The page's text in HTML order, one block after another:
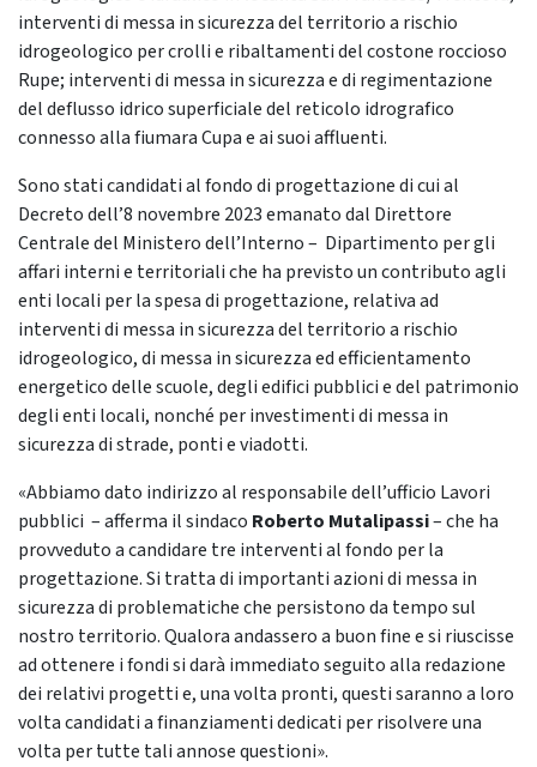
interventi di messa in sicurezza del territorio a rischio
idrogeologico per crolli e ribaltamenti del costone roccioso
Rupe; interventi di messa in sicurezza e di regimentazione
del deflusso idrico superficiale del reticolo idrografico
connesso alla fiumara Cupa e ai suoi affluenti.
Sono stati candidati al fondo di progettazione di cui al
Decreto dell’8 novembre 2023 emanato dal Direttore
Centrale del Ministero dell’Interno – Dipartimento per gli
affari interni e territoriali che ha previsto un contributo agli
enti locali per la spesa di progettazione, relativa ad
interventi di messa in sicurezza del territorio a rischio
idrogeologico, di messa in sicurezza ed efficientamento
energetico delle scuole, degli edifici pubblici e del patrimonio
degli enti locali, nonché per investimenti di messa in
sicurezza di strade, ponti e viadotti.
«Abbiamo dato indirizzo al responsabile dell’ufficio Lavori
pubblici – afferma il sindaco Roberto Mutalipassi– che ha
provveduto a candidare tre interventi al fondo per la
progettazione. Si tratta di importanti azioni di messa in
sicurezza di problematiche che persistono da tempo sul
nostro territorio. Qualora andassero a buon fine e si riuscisse
ad ottenere i fondi si darà immediato seguito alla redazione
dei relativi progetti e, una volta pronti, questi saranno a loro
volta candidati a finanziamenti dedicati per risolvere una
volta per tutte tali annose questioni».